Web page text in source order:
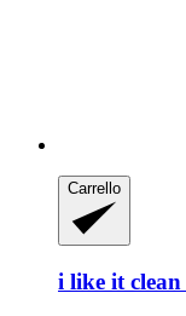
Carrello
i like it clean